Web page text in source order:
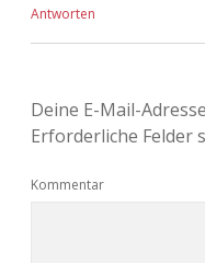
Antworten
Deine E-Mail-
Erforderliche Felder
Kommentar